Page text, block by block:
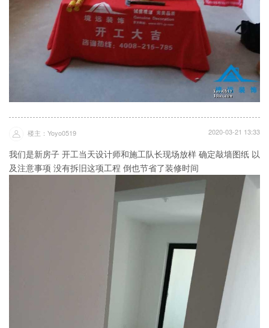
楼主：Yoyo0519 2020-03-21 13:33
我们是新房子 开工当天设计师和施工队长现场放样 确定敲墙图纸 以
及注意事项 没有拆旧这项工程 倒也节省了装修时间